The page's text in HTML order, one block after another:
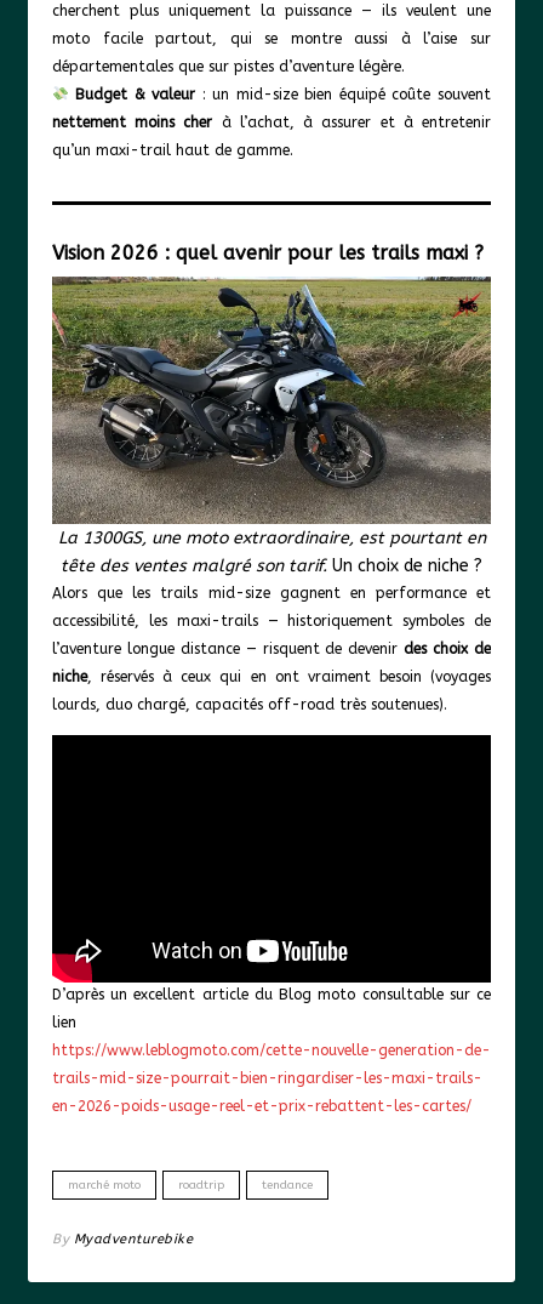
cherchent plus uniquement la puissance — ils veulent une
moto facile partout, qui se montre aussi à l’aise sur
départementales que sur pistes d’aventure légère.
Budget & valeur : un mid-size bien équipé coûte souvent
nettement moins cher à l’achat, à assurer et à entretenir
qu’un maxi-trail haut de gamme.
Vision 2026 : quel avenir pour les trails maxi ?
La 1300GS, une moto extraordinaire, est pourtant en
tête des ventes malgré son tarif. Un choix de niche ?
Alors que les trails mid-size gagnent en performance et
accessibilité, les maxi-trails — historiquement symboles de
l’aventure longue distance — risquent de devenirdes choix de
niche, réservés à ceux qui en ont vraiment besoin (voyages
lourds, duo chargé, capacités off-road très soutenues).
D’après un excellent article du Blog moto consultable sur ce
lien
https://www.leblogmoto.com/cette-nouvelle-generation-de-
trails-mid-size-pourrait-bien-ringardiser-les-maxi-trails-
en-2026-poids-usage-reel-et-prix-rebattent-les-cartes/
marché moto roadtrip tendance
By Myadventurebike